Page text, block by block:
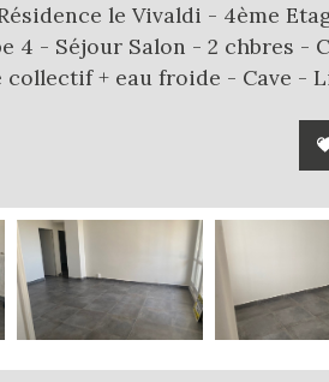
le Vivaldi - 4ème
4 - Séjour Salon - 2 chbres -
collectif + eau froide - Cave -